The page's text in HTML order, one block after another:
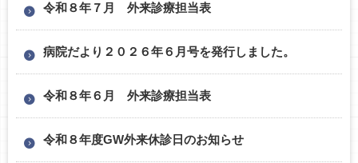
令和８年７月 外来診療担当表
病院だより２０２６年６月号を発行しました。
令和８年６月 外来診療担当表
令和８年度GW外来休診日のお知らせ